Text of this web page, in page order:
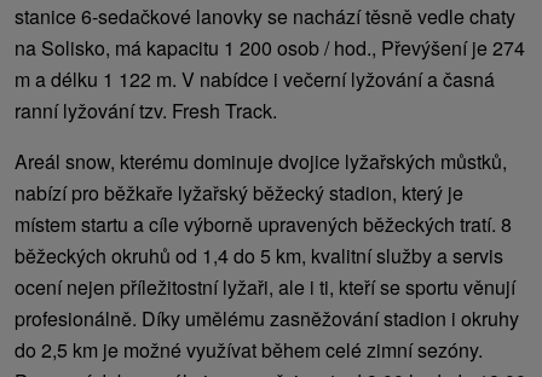
stanice 6-sedačkové lanovky se nachází těsně vedle chaty
na Solisko, má kapacitu 1 200 osob / hod., Převýšení je 274
m a délku 1 122 m. V nabídce i večerní lyžování a časná
ranní lyžování tzv. Fresh Track.
Areál snow, kterému dominuje dvojice lyžařských můstků,
nabízí pro běžkaře lyžařský běžecký stadion, který je
místem startu a cíle výborně upravených běžeckých tratí. 8
běžeckých okruhů od 1,4 do 5 km, kvalitní služby a servis
ocení nejen příležitostní lyžaři, ale i ti, kteří se sportu věnují
profesionálně. Díky umělému zasněžování stadion i okruhy
do 2,5 km je možné využívat během celé zimní sezóny.